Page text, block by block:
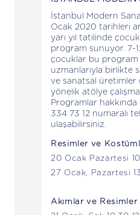
İstanbul Modern
Ocak 2020 tarihleri
yarı yıl tatilinde
program sunuyor. 7-
çocuklar bu program
uzmanlarıyla birlikte
ve sanatsal üretimler
yönelik atölye
Programlar hakkında
334 73 12 numaralı
ulaşabilirsiniz.
Resimler ve
20 Ocak Pazartesi
27 Ocak, Pazartesi
Akımlar ve Resimler